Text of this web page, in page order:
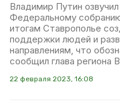
Владимир Путин
Федеральному
итогам Ставрополье
поддержки людей и
направлениям, что
сообщил глава региона
22 февраля 2023, 16:08